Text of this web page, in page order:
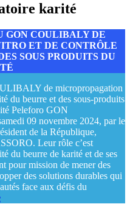
karité
GON COULIBALY DE
ET DE CONTRÔLE
SOUS PRODUITS DU
de micropropagation
du beurre et des sous-produits
Peleforo GON
09 novembre 2024, par le
de la République,
Leur rôle c’est
du beurre de karité et de ses
pour mission de mener des
des solutions durables qui
face aux défis du